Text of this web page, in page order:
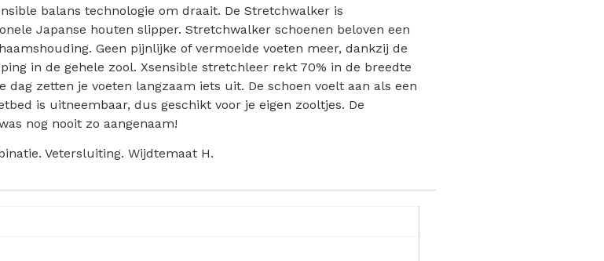
balans technologie om draait. De Stretchwalker is
Japanse houten slipper. Stretchwalker schoenen beloven een
Geen pijnlijke of vermoeide voeten meer, dankzij de
in de gehele zool. Xsensible stretchleer rekt 70% in de breedte
zetten je voeten langzaam iets uit. De schoen voelt aan als een
is uitneembaar, dus geschikt voor je eigen zooltjes. De
nog nooit zo aangenaam!
Vetersluiting. Wijdtemaat H.